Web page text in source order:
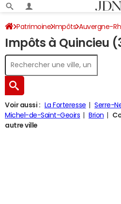
Patrimoine Impôts Auvergne-
Quincieu Impôt sur le revenu
Impôts à Quincieu
Voir aussi : La Forteresse Serre-
Michel-de-Saint-Geoirs
Brion
autre ville